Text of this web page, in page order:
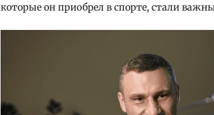
которые он приобрел в спорте, стали